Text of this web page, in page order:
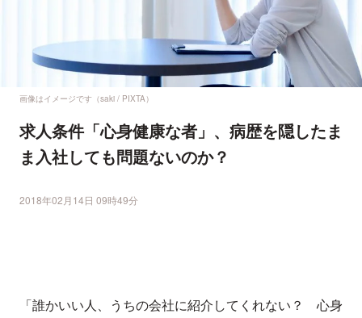
画像はイメージです（saki / PIXTA）
求人条件「心身健康な者」、病歴を隠したま
ま入社しても問題ないのか？
2018年02月14日 09時49分
「誰かいい人、うちの会社に紹介してくれない？ 心身